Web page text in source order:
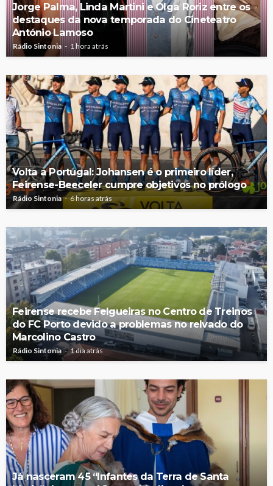
Jorge Palma, Linda Martini e Olga Roriz entre os
destaques da nova temporada do Cineteatro
António Lamoso
Rádio Sintonia 1 hora atrás
Volta a Portugal: Johansen é o primeiro líder,
Feirense-Beeceler cumpre objetivos no prólogo
Rádio Sintonia 6 horas atrás
Feirense recebe Felgueiras no Centro de Treinos
do FC Porto devido a problemas no relvado do
Marcolino Castro
Rádio Sintonia 1 dia atrás
Já nasceram 45 “Infantes da Terra de Santa